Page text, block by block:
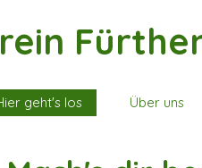
geht's los Über uns